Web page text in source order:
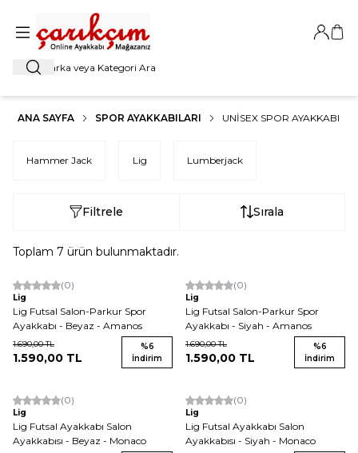
Ara
Giriş
ANA SAYFA SPOR AYAKKABILARI UNISEX SPOR AYAKKABI
Hammer Jack Lig Lumberjack
Filtrele Sırala
Toplam 7 ürün bulunmaktadır.
(0)
Lig
Lig Futsal Salon-Parkur Spor
Ayakkabı - Beyaz - Amanos
1.690,00TL
1.590,00 TL
%6
İndirim
(0)
Lig
Lig Futsal Salon-Parkur Spor
Ayakkabı - Siyah - Amanos
1.690,00TL
1.590,00 TL
%6
İndirim
Yeni (0)
Lig
Lig Futsal Ayakkabı Salon
Ayakkabısı - Beyaz - Monaco
Yeni (0)
Lig
Lig Futsal Ayakkabı Salon
Ayakkabısı - Siyah - Monaco